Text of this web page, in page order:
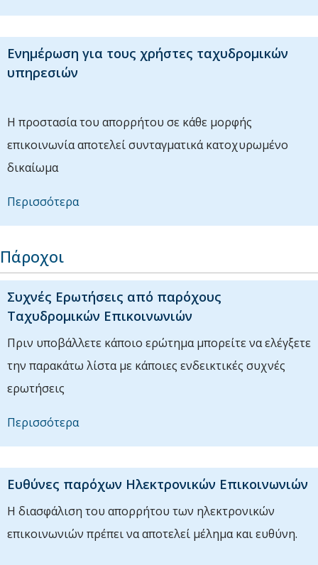
Ενημέρωση για τους χρήστες ταχυδρομικών
υπηρεσιών
Η προστασία του απορρήτου σε κάθε μορφής
επικοινωνία αποτελεί συνταγματικά κατοχυρωμένο
δικαίωμα
Περισσότερα
Πάροχοι
Συχνές Ερωτήσεις από παρόχους
Ταχυδρομικών Επικοινωνιών
Πριν υποβάλλετε κάποιο ερώτημα μπορείτε να ελέγξετε
την παρακάτω λίστα με κάποιες ενδεικτικές συχνές
ερωτήσεις
Περισσότερα
Ευθύνες παρόχων Ηλεκτρονικών Επικοινωνιών
Η διασφάλιση του απορρήτου των ηλεκτρονικών
επικοινωνιών πρέπει να αποτελεί μέλημα και ευθύνη.